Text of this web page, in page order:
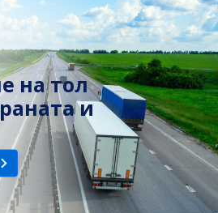
създаден с мисъл
повече